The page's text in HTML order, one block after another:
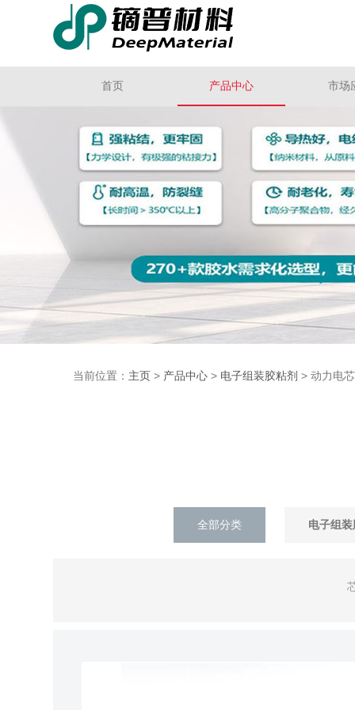
首页 产品中心 市场
当前位置： 主页 > 产品中心 > 电子组装胶粘剂 > 动力电
全部分类 电子组